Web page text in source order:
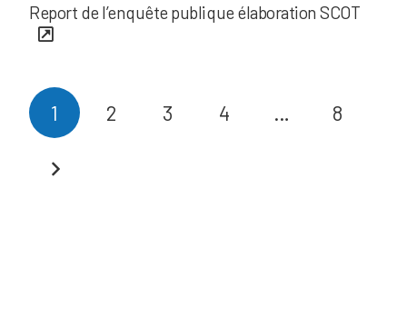
Report de l’enquête publique élaboration SCOT
1 2 3 4 … 8